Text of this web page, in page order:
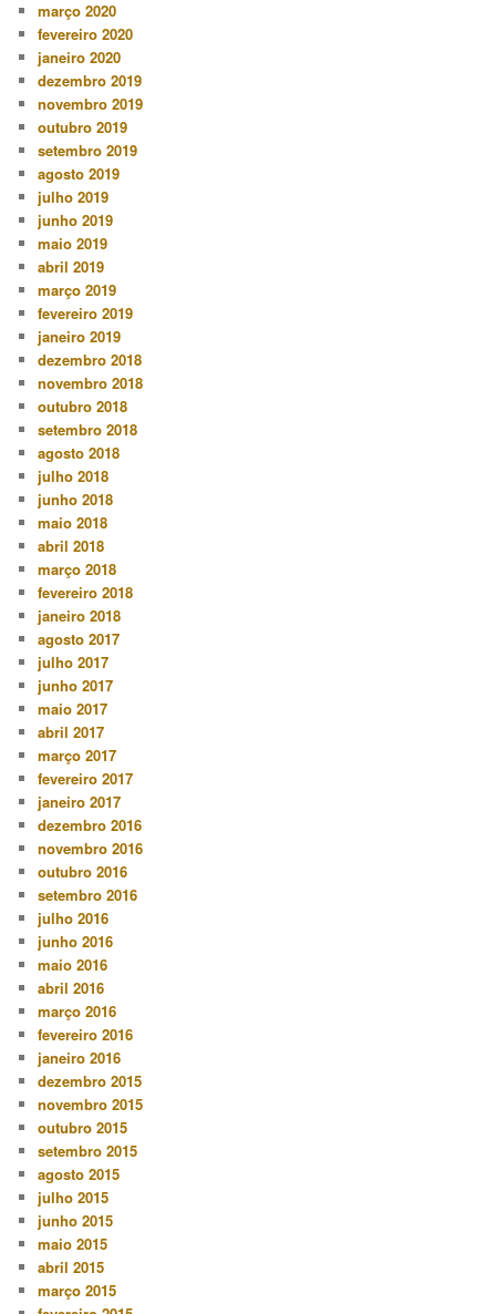
março 2020
fevereiro 2020
janeiro 2020
dezembro 2019
novembro 2019
outubro 2019
setembro 2019
agosto 2019
julho 2019
junho 2019
maio 2019
abril 2019
março 2019
fevereiro 2019
janeiro 2019
dezembro 2018
novembro 2018
outubro 2018
setembro 2018
agosto 2018
julho 2018
junho 2018
maio 2018
abril 2018
março 2018
fevereiro 2018
janeiro 2018
agosto 2017
julho 2017
junho 2017
maio 2017
abril 2017
março 2017
fevereiro 2017
janeiro 2017
dezembro 2016
novembro 2016
outubro 2016
setembro 2016
julho 2016
junho 2016
maio 2016
abril 2016
março 2016
fevereiro 2016
janeiro 2016
dezembro 2015
novembro 2015
outubro 2015
setembro 2015
agosto 2015
julho 2015
junho 2015
maio 2015
abril 2015
março 2015